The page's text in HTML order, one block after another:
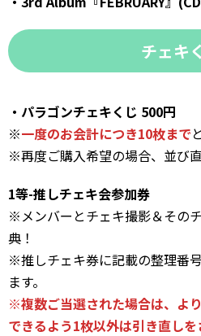
チェキ
・パラゴンチェキくじ 500円
※一度のお会計につき10枚まで
※再度ご購入希望の場合、並び直
1等-推しチェキ会参加券
※メンバーとチェキ撮影＆その
典！
※推しチェキ券に記載の整理番
ます。
※複数ご当選された場合は、よ
できるよう1枚以外は引き直し